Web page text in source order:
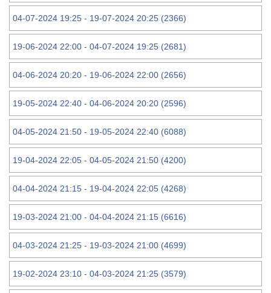
04-07-2024 19:25 - 19-07-2024 20:25 (2366)
19-06-2024 22:00 - 04-07-2024 19:25 (2681)
04-06-2024 20:20 - 19-06-2024 22:00 (2656)
19-05-2024 22:40 - 04-06-2024 20:20 (2596)
04-05-2024 21:50 - 19-05-2024 22:40 (6088)
19-04-2024 22:05 - 04-05-2024 21:50 (4200)
04-04-2024 21:15 - 19-04-2024 22:05 (4268)
19-03-2024 21:00 - 04-04-2024 21:15 (6616)
04-03-2024 21:25 - 19-03-2024 21:00 (4699)
19-02-2024 23:10 - 04-03-2024 21:25 (3579)